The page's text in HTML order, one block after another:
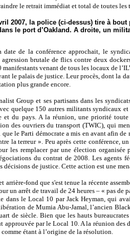
le retrait immédiat et total de toutes les
2007, la police (ci-dessus) tire à
le port d’Oakland. A droite, un
date de la conférence approchait, le
brutale de flics contre deux
manifestants venant de tous les locaux de l’
le palais de justice. Leur procès, dont la
plus grande encore.
Group et ses partisans dans les
quelque 150 autres militants syndicaux
et du pays. A la réunion, une priorité
des ouvriers du transport (TWIC), qui
le Parti démocrate a mis en avant afin
la terreur ». Peu après cette conférence,
les remplacer par une élection
du contrat de 2008. Les agents
décisions de justice. Cette action est une
arrière-fond que s'est tenue la récente
un arrêt de travail de 24 heures – « pas de
dans le Local 10 par Jack Heyman, qui
de Mumia Abu-Jamal, l’ancien
de siècle. Bien que les hauts
approuvée par le Local 10. A la réunion des
étant à l’origine de la résolution.